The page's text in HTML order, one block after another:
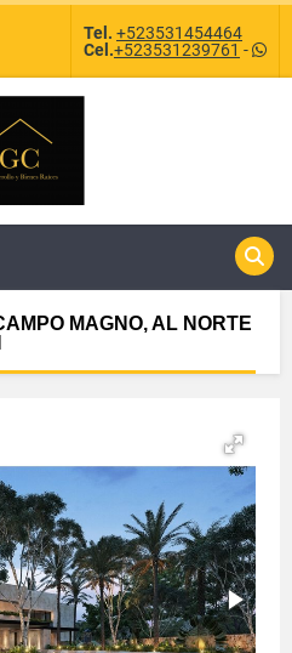
Tel. +523531454464
Cel.+523531239761 -
MAGNO, AL NORTE